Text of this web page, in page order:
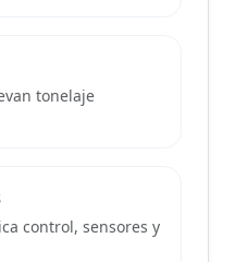
tonelaje
control, sensores y